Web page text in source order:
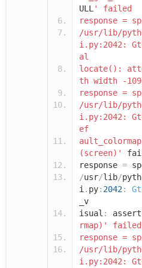
ULL ' failed
response =
/usr/lib/
i.py:2042:
al
locate():
th width -
response =
/usr/lib/
i.py:2042:
ef
(screen)'
response =
/usr/lib/
i . py: 2042 :
_v
isual :
rmap)' failed
response =
/usr/lib/
i.py:2042: